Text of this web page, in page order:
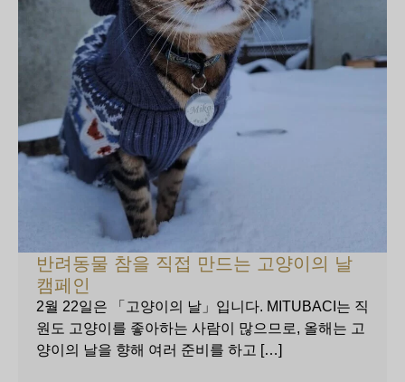
반려동물 참을 직접 만드는 고양이의 날
캠페인
2월 22일은 「고양이의 날」입니다. MITUBACI는 직
원도 고양이를 좋아하는 사람이 많으므로, 올해는 고
양이의 날을 향해 여러 준비를 하고 […]